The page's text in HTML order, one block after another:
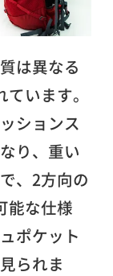
は異なる
います。
ションス
り、重い
、2方向の
能な仕様
ポケット
られま